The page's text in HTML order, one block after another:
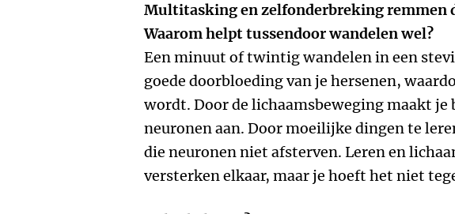
Multitasking en zelfonderbreking remmen
Waarom helpt tussendoor wandelen wel?
Een minuut of twintig wandelen in een
goede doorbloeding van je hersenen,
wordt. Door de lichaamsbeweging maakt je
neuronen aan. Door moeilijke dingen te
die neuronen niet afsterven. Leren en
versterken elkaar, maar je hoeft het niet